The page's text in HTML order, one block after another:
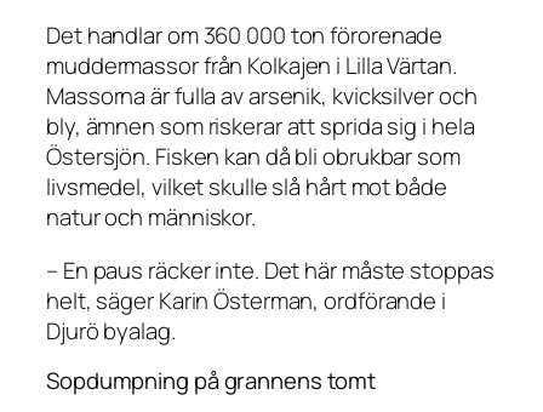
Det handlar om 360 000 ton förorenade
muddermassor från Kolkajen i Lilla Värtan.
Massorna är fulla av arsenik, kvicksilver och
bly, ämnen som riskerar att sprida sig i hela
Östersjön. Fisken kan då bli obrukbar som
livsmedel, vilket skulle slå hårt mot både
natur och människor.
– En paus räcker inte. Det här måste stoppas
helt, säger Karin Österman, ordförande i
Djurö byalag.
Sopdumpning på grannens tomt